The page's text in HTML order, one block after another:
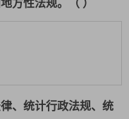
方性法规。（ ）
、统计行政法规、统